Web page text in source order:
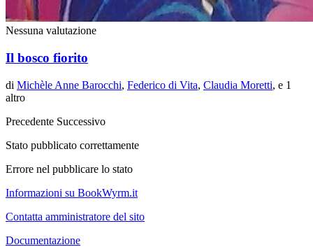
Nessuna valutazione
Il bosco fiorito
di Michèle Anne Barocchi, Federico di Vita, Claudia Moretti, e 1
altro
Precedente Successivo
Stato pubblicato correttamente
Errore nel pubblicare lo stato
Informazioni su BookWyrm.it
Contatta amministratore del sito
Documentazione